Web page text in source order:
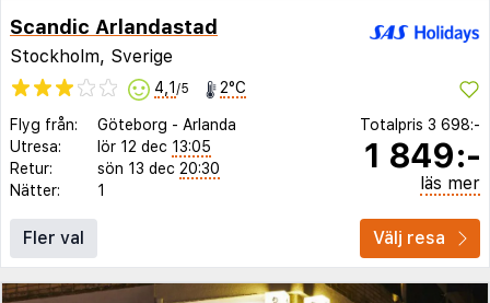
Scandic Arlandastad
Stockholm, Sverige
4,1 /5 2°C
Flyg från: Göteborg - Arlanda
Utresa:
lör 12 dec 13:05
Retur:
sön 13 dec 20:30
Nätter:
1
Totalpris 3 698:-
1 849:-
läs mer
Fler val Välj resa